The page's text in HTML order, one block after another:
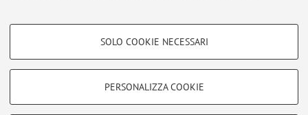
COOKIE DI PROFILAZIONE - FACOLTATIVI
SOLO COOKIE NECESSARI
PERSONALIZZA COOKIE
Area riservata
Accedi tramiteloginper gestire tutti i contenuti del sito.